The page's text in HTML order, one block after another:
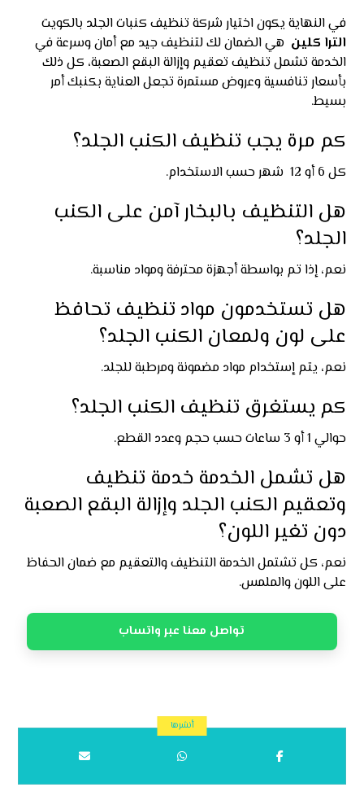
في النهاية يكون اختيار شركة تنظيف كنبات الجلد بالكويت
الترا كلين هي الضمان لك لتنظيف جيد مع أمان وسرعة في
الخدمة تشمل تنظيف تعقيم وإزالة البقع الصعبة، كل ذلك
بأسعار تنافسية وعروض مستمرة تجعل العناية بكنبك أمر
بسيط.
كم مرة يجب تنظيف الكنب الجلد؟
كل 6 أو 12 شهر حسب الاستخدام.
هل التنظيف بالبخار آمن على الكنب
الجلد؟
نعم، إذا تم بواسطة أجهزة محترفة ومواد مناسبة.
هل تستخدمون مواد تنظيف تحافظ
على لون ولمعان الكنب الجلد؟
نعم، يتم إستخدام مواد مضمونة ومرطبة للجلد.
كم يستغرق تنظيف الكنب الجلد؟
حوالي 1 أو 3 ساعات حسب حجم وعدد القطع.
هل تشمل الخدمة خدمة تنظيف
وتعقيم الكنب الجلد وإزالة البقع الصعبة
دون تغير اللون؟
نعم، كل تشتمل الخدمة التنظيف والتعقيم مع ضمان الحفاظ
على اللون والملمس.
تواصل معنا عبر واتساب